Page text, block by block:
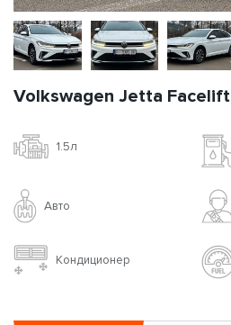
Volkswagen Jetta Facelift
1.5л
Авто
Кондиционер